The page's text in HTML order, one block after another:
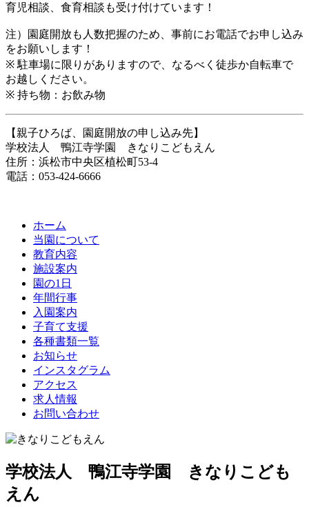
育児相談、食育相談も受け付けています！
注）園庭開放も人数把握のため、事前にお電話でお申し込み
をお願いします！
※ 駐車場に限りがありますので、なるべく徒歩か自転車で
お越しください。
※ 持ち物：お飲み物
【親子ひろば、園庭開放の申し込み先】
学校法人 鴨江寺学園 きなりこどもえん
住所：浜松市中央区植松町53-4
電話：053-424-6666
ホーム
当園について
教育内容
施設案内
園の1日
年間行事
入園案内
子育て支援
各種書類一覧
お知らせ
インスタグラム
アクセス
求人情報
お問い合わせ
学校法人 鴨江寺学園 きなりこども
えん